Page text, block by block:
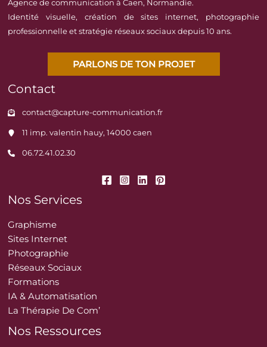
Agence de communication à Caen, Normandie.
Identité visuelle, création de sites internet, photographie
professionnelle et stratégie réseaux sociaux depuis 10 ans.
PARLONS DE TON PROJET
Contact
contact@capture-communication.fr
11 imp. valentin hauy, 14000 caen
06.72.41.02.30
Nos Services
Graphisme
Sites Internet
Photographie
Réseaux Sociaux
Formations
IA & Automatisation
La Thérapie De Com’
Nos Ressources